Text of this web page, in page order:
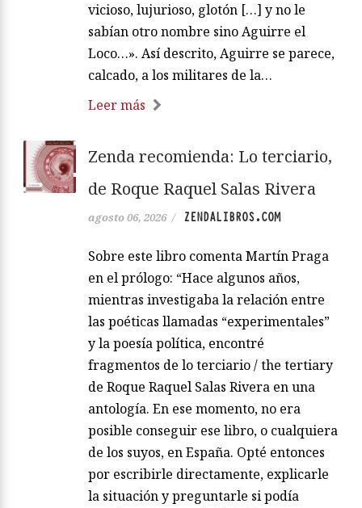
vicioso, lujurioso, glotón […] y no le
sabían otro nombre sino Aguirre el
Loco…». Así descrito, Aguirre se parece,
calcado, a los militares de la…
Leer más
Zenda recomienda: Lo terciario,
de Roque Raquel Salas Rivera
agosto 06, 2026 / ZENDALIBROS.COM
Sobre este libro comenta Martín Praga
en el prólogo: “Hace algunos años,
mientras investigaba la relación entre
las poéticas llamadas “experimentales”
y la poesía política, encontré
fragmentos de lo terciario / the tertiary
de Roque Raquel Salas Rivera en una
antología. En ese momento, no era
posible conseguir ese libro, o cualquiera
de los suyos, en España. Opté entonces
por escribirle directamente, explicarle
la situación y preguntarle si podía